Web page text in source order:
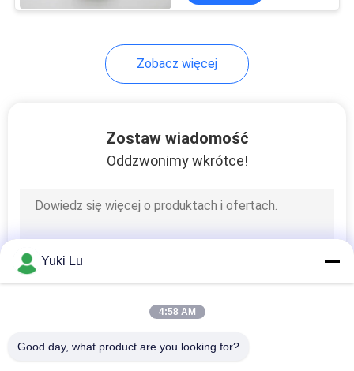
Zobacz więcej
Zostaw wiadomość
Oddzwonimy wkrótce!
Yuki Lu
4:58 AM
Good day, what product are you looking for?